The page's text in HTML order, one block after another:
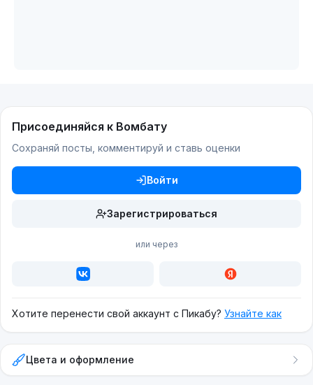
Присоединяйся к Вомбату
Сохраняй посты, комментируй и ставь оценки
Войти
Зарегистрироваться
или через
Хотите перенести свой аккаунт с Пикабу? Узнайте как
Цвета и оформление